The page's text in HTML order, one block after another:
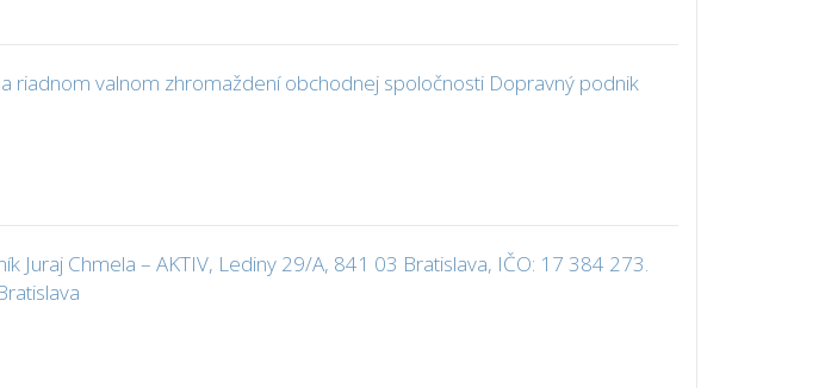
riadnom valnom zhromaždení obchodnej spoločnosti Dopravný podnik
Juraj Chmela – AKTIV, Lediny 29/A, 841 03 Bratislava, IČO: 17 384 273.